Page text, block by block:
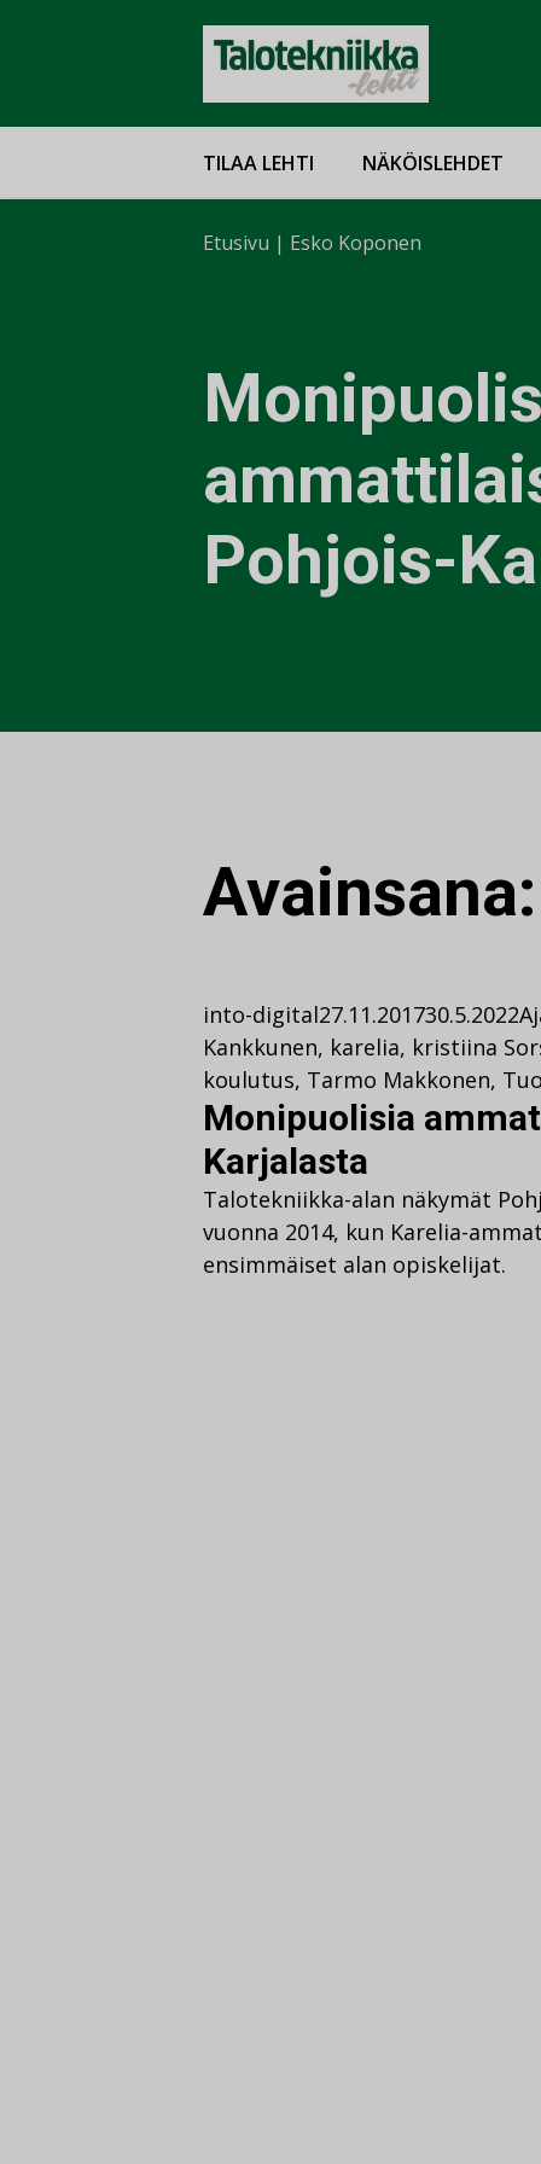
TILAA LEHTI NÄKÖISLEHDET
Etusivu | Esko Koponen
Pohjois-
into-digital27.11.201730.5.2022
Kankkunen, karelia, kristiina
koulutus, Tarmo Makkonen,
Monipuolisia
Karjalasta
Talotekniikka-alan näkymät
vuonna 2014, kun Karelia-
ensimmäiset alan opiskelijat.